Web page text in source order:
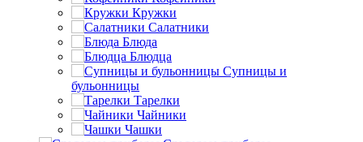
Кружки
Салатники
Блюда
Блюдца
Супницы и
бульонницы
Тарелки
Чайники
Чашки